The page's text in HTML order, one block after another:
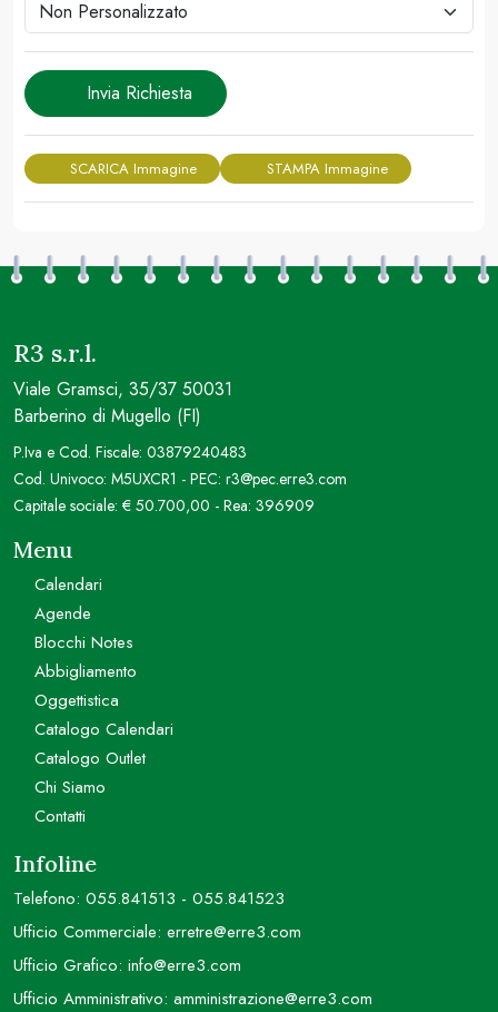
Invia Richiesta
SCARICA Immagine STAMPA Immagine
R3 s.r.l.
Viale Gramsci, 35/37 50031
Barberino di Mugello (FI)
P.Iva e Cod. Fiscale: 03879240483
Cod. Univoco: M5UXCR1 - PEC: r3@pec.erre3.com
Capitale sociale: € 50.700,00 - Rea: 396909
Menu
Calendari
Agende
Blocchi Notes
Abbigliamento
Oggettistica
Catalogo Calendari
Catalogo Outlet
Chi Siamo
Contatti
Infoline
Telefono: 055.841513 - 055.841523
Ufficio Commerciale: erretre@erre3.com
Ufficio Grafico: info@erre3.com
Ufficio Amministrativo: amministrazione@erre3.com